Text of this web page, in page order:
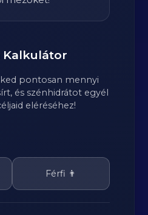
Kalkulátor
pontosan mennyi
és szénhidrátot egyél
eléréséhez!
Férfi 👨